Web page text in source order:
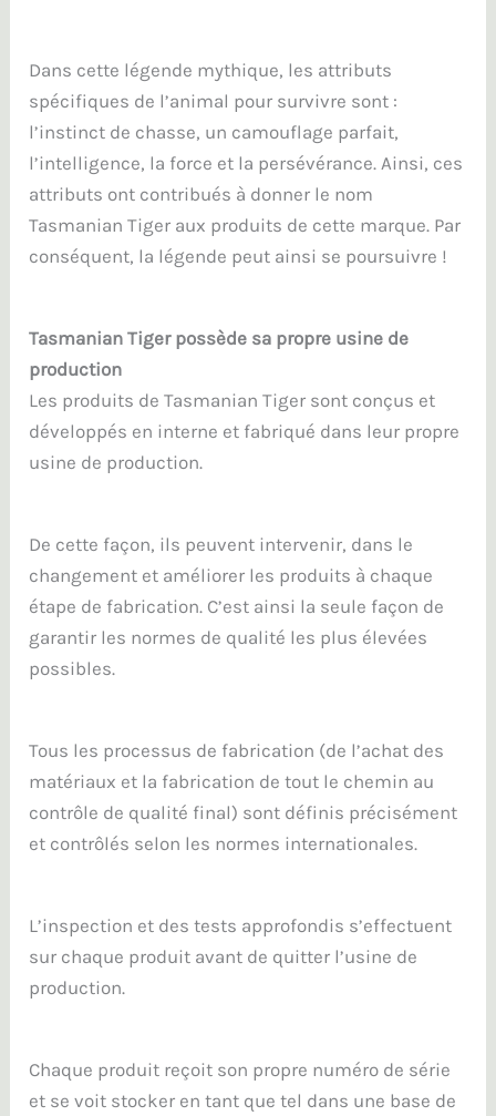
Dans cette légende mythique, les attributs
spécifiques de l’animal pour survivre sont :
l’instinct de chasse, un camouflage parfait,
l’intelligence, la force et la persévérance. Ainsi, ces
attributs ont contribués à donner le nom
Tasmanian Tiger aux produits de cette marque. Par
conséquent, la légende peut ainsi se poursuivre !
Tasmanian Tiger possède sa propre usine de
production
Les produits de Tasmanian Tiger sont conçus et
développés en interne et fabriqué dans leur propre
usine de production.
De cette façon, ils peuvent intervenir, dans le
changement et améliorer les produits à chaque
étape de fabrication. C’est ainsi la seule façon de
garantir les normes de qualité les plus élevées
possibles.
Tous les processus de fabrication (de l’achat des
matériaux et la fabrication de tout le chemin au
contrôle de qualité final) sont définis précisément
et contrôlés selon les normes internationales.
L’inspection et des tests approfondis s’effectuent
sur chaque produit avant de quitter l’usine de
production.
Chaque produit reçoit son propre numéro de série
et se voit stocker en tant que tel dans une base de